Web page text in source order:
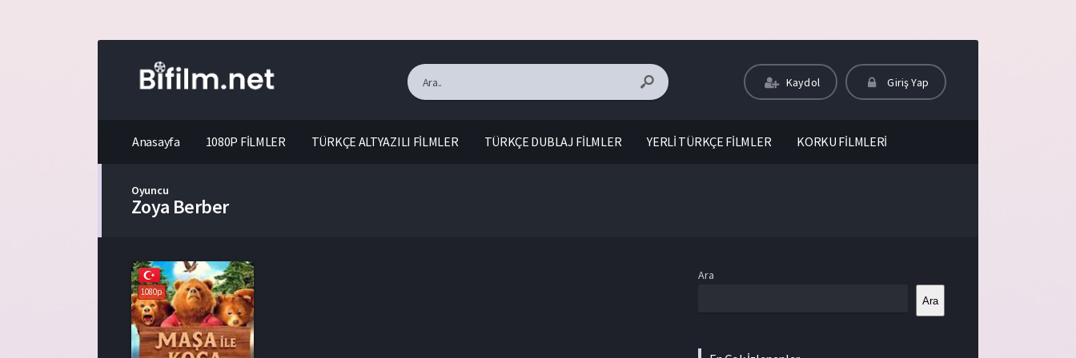
Kaydol Giriş Yap
Anasayfa 1080P FİLMLER TÜRKÇE ALTYAZILI FİLMLER TÜRKÇE DUBLAJ FİLMLER YERLİ TÜRKÇE FİLMLER KORKU FİLMLERİ
Oyuncu
Zoya Berber
1080p
Ara
Ara